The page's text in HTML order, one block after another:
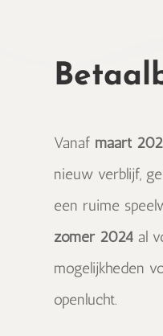
Vanaf maart
nieuw verblijf,
een ruime
zomer 2024 al
mogelijkheden
openlucht.